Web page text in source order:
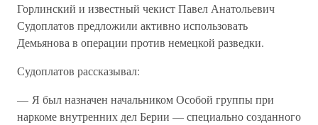
Горлинский и известный чекист Павел Анатольевич
Судоплатов предложили активно использовать
Демьянова в операции против немецкой разведки.
Судоплатов рассказывал:
— Я был назначен начальником Особой группы при
наркоме внутренних дел Берии — специально созданного